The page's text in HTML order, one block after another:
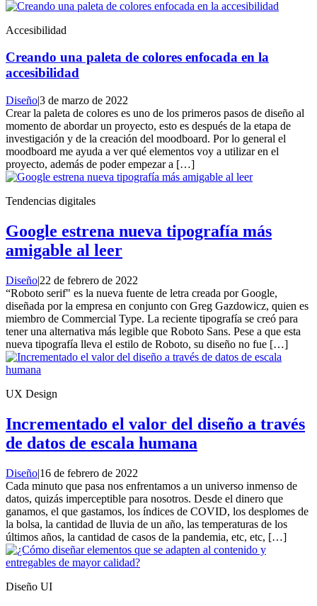
Accesibilidad
Creando una paleta de colores enfocada en la
accesibilidad
Diseño|3 de marzo de 2022
Crear la paleta de colores es uno de los primeros pasos de diseño al
momento de abordar un proyecto, esto es después de la etapa de
investigación y de la creación del moodboard. Por lo general el
moodboard me ayuda a ver qué elementos voy a utilizar en el
proyecto, además de poder empezar a […]
Tendencias digitales
Google estrena nueva tipografía más
amigable al leer
Diseño|22 de febrero de 2022
“Roboto serif" es la nueva fuente de letra creada por Google,
diseñada por la empresa en conjunto con Greg Gazdowicz, quien es
miembro de Commercial Type. La reciente tipografía se creó para
tener una alternativa más legible que Roboto Sans. Pese a que esta
nueva tipografía lleva el estilo de Roboto, su diseño no fue […]
UX Design
Incrementado el valor del diseño a través
de datos de escala humana
Diseño|16 de febrero de 2022
Cada minuto que pasa nos enfrentamos a un universo inmenso de
datos, quizás imperceptible para nosotros. Desde el dinero que
ganamos, el que gastamos, los índices de COVID, los desplomes de
la bolsa, la cantidad de lluvia de un año, las temperaturas de los
últimos años, la cantidad de casos de la pandemia, etc, etc, […]
Diseño UI